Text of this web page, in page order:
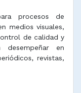
procesos de
medios visuales,
de calidad y
en
revistas,